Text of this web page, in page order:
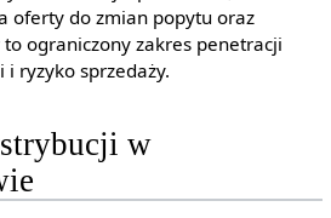
oferty do zmian popytu oraz
ograniczony zakres penetracji
i ryzyko sprzedaży.
w